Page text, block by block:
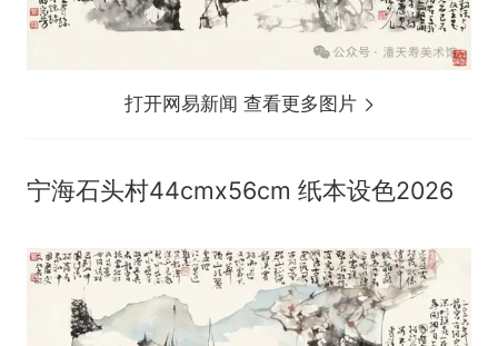
打开网易新闻 查看更多图片
宁海石头村44cmx56cm 纸本设色2026